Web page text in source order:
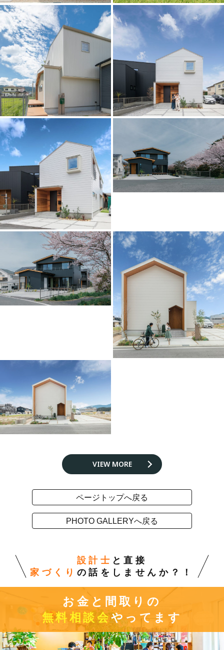
VIEW MORE
ページトップへ戻る
PHOTO GALLERYへ戻る
設計士 と直接
家づくり の話をしませんか？！
お金と間取りの
無料相談会やってます